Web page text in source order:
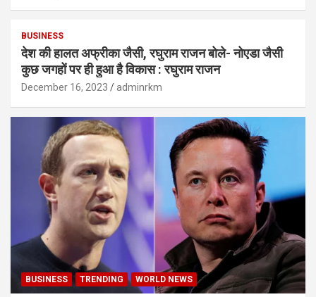
BUSINESS
देश की हालत अफ्रीका जैसी, रघुराम राजन बोले- नोएडा जैसी
कुछ जगहों पर ही हुआ है विकास : रघुराम राजन
December 16, 2023 adminrkm
BUSINESS TRENDING WORLD NEWS